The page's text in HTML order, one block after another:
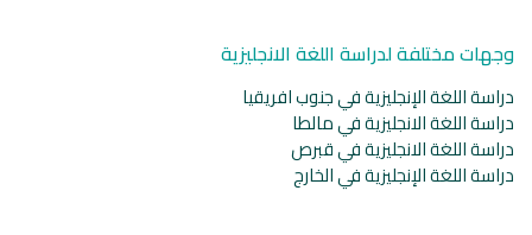
وجهات مختلفة لدراسة اللغة الانجليزية
دراسة اللغة الإنجليزية في جنوب افريقيا
دراسة اللغة الانجليزية في مالطا
دراسة اللغة الانجليزية في قبرص
دراسة اللغة الإنجليزية في الخارج